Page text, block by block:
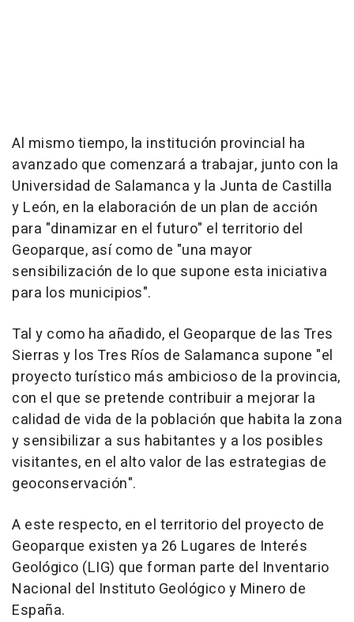
Al mismo tiempo, la institución provincial ha
avanzado que comenzará a trabajar, junto con la
Universidad de Salamanca y la Junta de Castilla
y León, en la elaboración de un plan de acción
para "dinamizar en el futuro" el territorio del
Geoparque, así como de "una mayor
sensibilización de lo que supone esta iniciativa
para los municipios".
Tal y como ha añadido, el Geoparque de las Tres
Sierras y los Tres Ríos de Salamanca supone "el
proyecto turístico más ambicioso de la provincia,
con el que se pretende contribuir a mejorar la
calidad de vida de la población que habita la zona
y sensibilizar a sus habitantes y a los posibles
visitantes, en el alto valor de las estrategias de
geoconservación".
A este respecto, en el territorio del proyecto de
Geoparque existen ya 26 Lugares de Interés
Geológico (LIG) que forman parte del Inventario
Nacional del Instituto Geológico y Minero de
España.